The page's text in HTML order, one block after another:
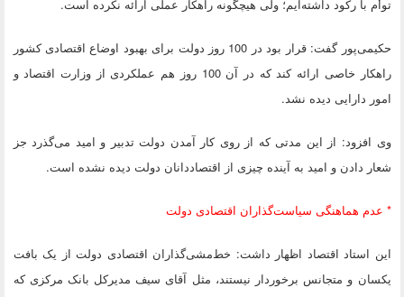
توأم با رکود داشته‌ایم؛ ولی هیچگونه راهکار عملی ارائه نکرده است.
حکیمی‌پور گفت: قرار بود در 100 روز دولت برای بهبود اوضاع اقتصادی کشور
راهکار خاصی ارائه کند که در آن 100 روز هم عملکردی از وزارت اقتصاد و
امور دارایی دیده نشد.
وی افزود: از این مدتی که از روی کار آمدن دولت تدبیر و امید می‌گذرد جز
شعار دادن و امید به آینده چیزی از اقتصاددانان دولت دیده نشده است.
* عدم هماهنگی سیاست‌گذاران اقتصادی دولت
این استاد اقتصاد اظهار داشت: خط‌مشی‌گذاران اقتصادی دولت از یک بافت
یکسان و متجانس برخوردار نیستند، مثل آقای سیف مدیرکل بانک مرکزی که